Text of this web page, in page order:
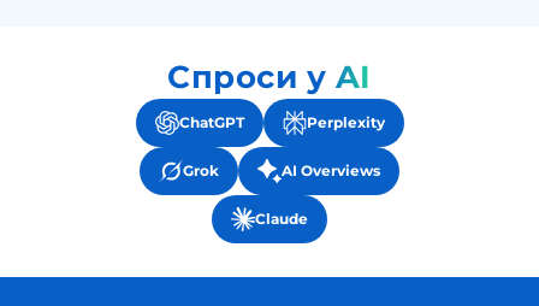
Спроси у AI
ChatGPT Perplexity
Grok AI Overviews
Claude